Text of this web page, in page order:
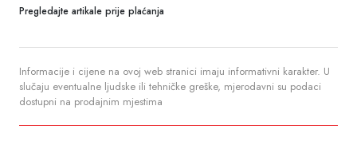
Pregledajte artikale prije plaćanja
Informacije i cijene na ovoj web stranici imaju informativni karakter. U
slučaju eventualne ljudske ili tehničke greške, mjerodavni su podaci
dostupni na prodajnim mjestima